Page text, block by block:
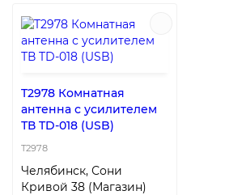
T2978 Комнатная
антенна с усилителем
ТВ TD-018 (USB)
T2978
Челябинск, Сони
Кривой 38 (Магазин)